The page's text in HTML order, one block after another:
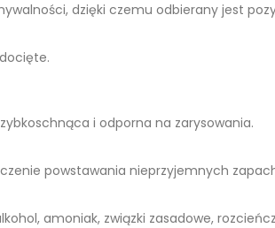
dzięki czemu odbierany jest
i odporna na zarysowania.
powstawania nieprzyjemnych
amoniak, związki zasadowe,